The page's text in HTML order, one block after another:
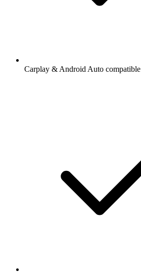
Carplay & Android Auto compatible